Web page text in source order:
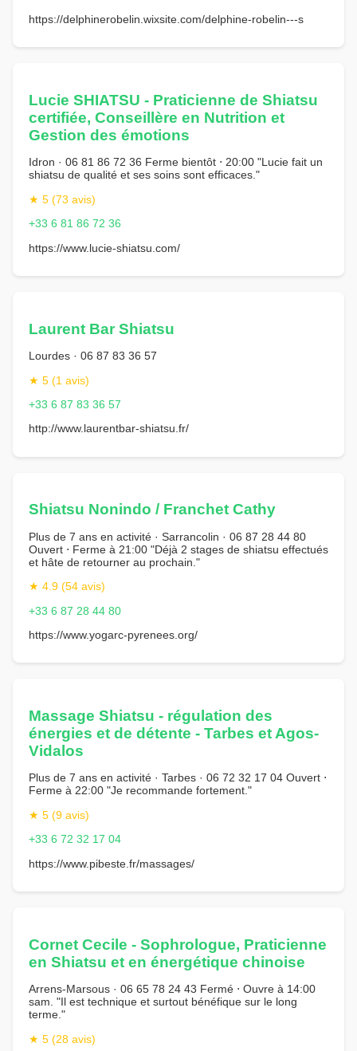
https://delphinerobelin.wixsite.com/delphine-robelin---s
Lucie SHIATSU - Praticienne de Shiatsu
certifiée, Conseillère en Nutrition et
Gestion des émotions
Idron · 06 81 86 72 36 Ferme bientôt ⋅ 20:00 "Lucie fait un
shiatsu de qualité et ses soins sont efficaces."
★ 5 (73 avis)
+33 6 81 86 72 36
https://www.lucie-shiatsu.com/
Laurent Bar Shiatsu
Lourdes · 06 87 83 36 57
★ 5 (1 avis)
+33 6 87 83 36 57
http://www.laurentbar-shiatsu.fr/
Shiatsu Nonindo / Franchet Cathy
Plus de 7 ans en activité · Sarrancolin · 06 87 28 44 80
Ouvert ⋅ Ferme à 21:00 "Déjà 2 stages de shiatsu effectués
et hâte de retourner au prochain."
★ 4.9 (54 avis)
+33 6 87 28 44 80
https://www.yogarc-pyrenees.org/
Massage Shiatsu - régulation des
énergies et de détente - Tarbes et Agos-
Vidalos
Plus de 7 ans en activité · Tarbes · 06 72 32 17 04 Ouvert ⋅
Ferme à 22:00 "Je recommande fortement."
★ 5 (9 avis)
+33 6 72 32 17 04
https://www.pibeste.fr/massages/
Cornet Cecile - Sophrologue, Praticienne
en Shiatsu et en énergétique chinoise
Arrens-Marsous · 06 65 78 24 43 Fermé ⋅ Ouvre à 14:00
sam. "Il est technique et surtout bénéfique sur le long
terme."
★ 5 (28 avis)